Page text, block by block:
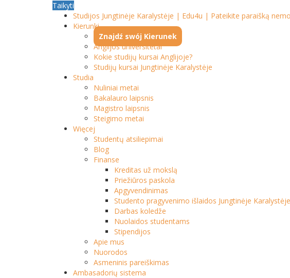
Taikyti
Studijos Jungtinėje Karalystėje | Edu4u | Pateikite paraišką
Kierunki
Znajdź swój Kierunek
Anglijos universitetai
Kokie studijų kursai Anglijoje?
Studijų kursai Jungtinėje Karalystėje
Studia
Nuliniai metai
Bakalauro laipsnis
Magistro laipsnis
Steigimo metai
Więcej
Studentų atsiliepimai
Blog
Finanse
Kreditas už mokslą
Priežiūros paskola
Apgyvendinimas
Studento pragyvenimo išlaidos Jungtinėje Karalystėje
Darbas koledže
Nuolaidos studentams
Stipendijos
Apie mus
Nuorodos
Asmeninis pareiškimas
Ambasadorių sistema